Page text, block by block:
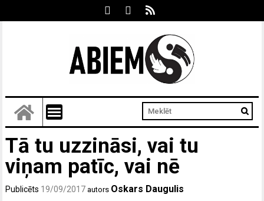
Tā tu uzzināsi, vai tu
viņam patīc, vai nē
Publicēts 19/09/2017 autors Oskars Daugulis